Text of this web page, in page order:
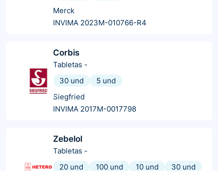
Merck
INVIMA 2023M-010766-R4
Corbis
Tabletas -
30 und
5 und
Siegfried
INVIMA 2017M-0017798
Zebelol
Tabletas -
20 und
100 und 10 und 30 und